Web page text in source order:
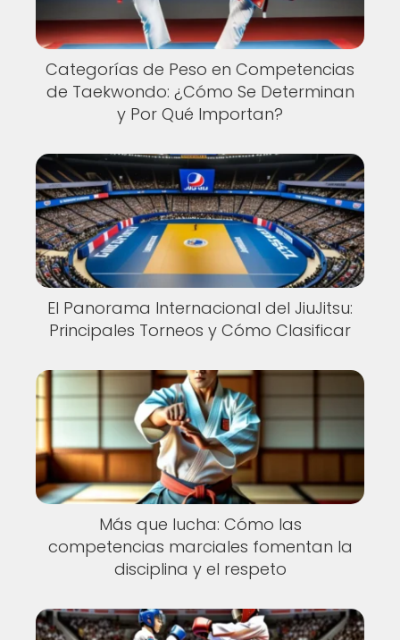
Categorías de Peso en Competencias
de Taekwondo: ¿Cómo Se Determinan
y Por Qué Importan?
El Panorama Internacional del JiuJitsu:
Principales Torneos y Cómo Clasificar
Más que lucha: Cómo las
competencias marciales fomentan la
disciplina y el respeto